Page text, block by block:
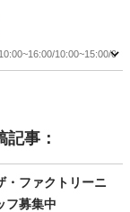
10:00~15:00/
事：
・ファクトリーニ
フ募集中